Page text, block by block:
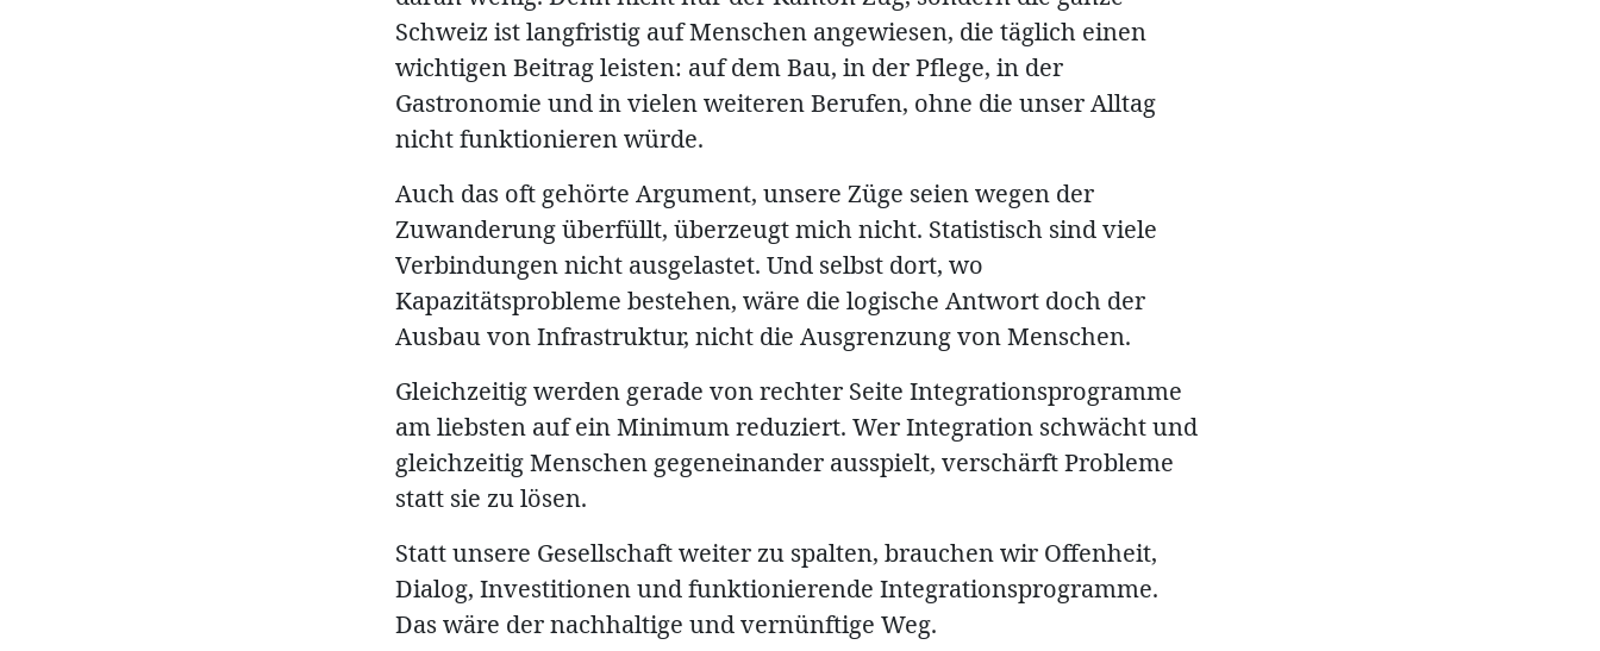
Schweiz ist langfristig auf Menschen angewiesen, die täglich einen
wichtigen Beitrag leisten: auf dem Bau, in der Pflege, in der
Gastronomie und in vielen weiteren Berufen, ohne die unser Alltag
nicht funktionieren würde.
Auch das oft gehörte Argument, unsere Züge seien wegen der
Zuwanderung überfüllt, überzeugt mich nicht. Statistisch sind viele
Verbindungen nicht ausgelastet. Und selbst dort, wo
Kapazitätsprobleme bestehen, wäre die logische Antwort doch der
Ausbau von Infrastruktur, nicht die Ausgrenzung von Menschen.
Gleichzeitig werden gerade von rechter Seite Integrationsprogramme
am liebsten auf ein Minimum reduziert. Wer Integration schwächt und
gleichzeitig Menschen gegeneinander ausspielt, verschärft Probleme
statt sie zu lösen.
Statt unsere Gesellschaft weiter zu spalten, brauchen wir Offenheit,
Dialog, Investitionen und funktionierende Integrationsprogramme.
Das wäre der nachhaltige und vernünftige Weg.